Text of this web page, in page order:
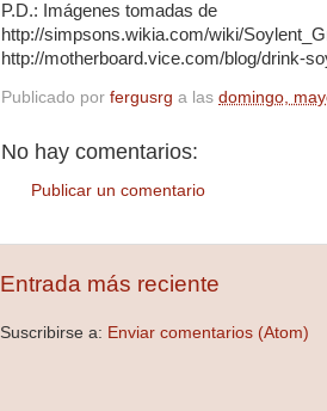
P.D.: Imágenes tomadas de
http://simpsons.wikia.com/wiki/
http://motherboard.vice.com/blog/drink-
Publicado por fergusrg a las domingo,
No hay comentarios:
Publicar un comentario
Entrada más reciente
Suscribirse a: Enviar comentarios (Atom)